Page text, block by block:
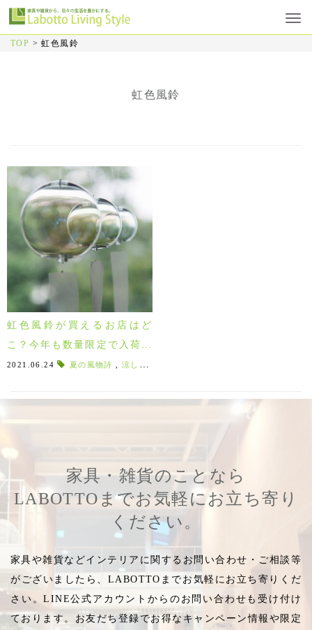
TOP >虹色風鈴
虹色風鈴
虹色風鈴が買えるお店はど
こ？今年も数量限定で入荷し
ました！
2021.06.24 夏の風物詩 ,涼しい
家具・雑貨のことなら
LABOTTOまでお気軽にお立ち寄り
ください。
家具や雑貨などインテリアに関するお問い合わせ・ご相談等
がございましたら、LABOTTOまでお気軽にお立ち寄りくだ
さい。LINE公式アカウントからのお問い合わせも受け付け
ております。お友だち登録でお得なキャンペーン情報や限定